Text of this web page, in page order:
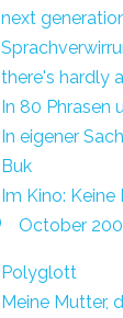
next
there's hardly
In 80 Phrasen
In eigener
Buk
Im Kino:
October
Polyglott
Meine Mutter,